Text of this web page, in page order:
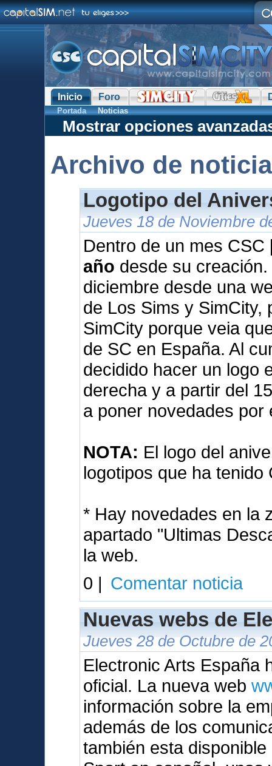
Inicio Foro
Portada Noticias
Mostrar opciones
Archivo de
Logotipo del
Jueves 18 de Noviembre
Dentro de un mes
año desde su
diciembre desde una
de Los Sims y SimCity,
SimCity porque veia
de SC en España. Al
decidido hacer un logo
derecha y a partir del
a poner novedades
NOTA: El logo del
logotipos que ha tenido
* Hay novedades en la
apartado "Ultimas
la web.
0 | Comentar noticia
Nuevas webs de
Jueves 28 de Octubre de
Electronic Arts España
oficial. La nueva web
información sobre la
además de los
también esta